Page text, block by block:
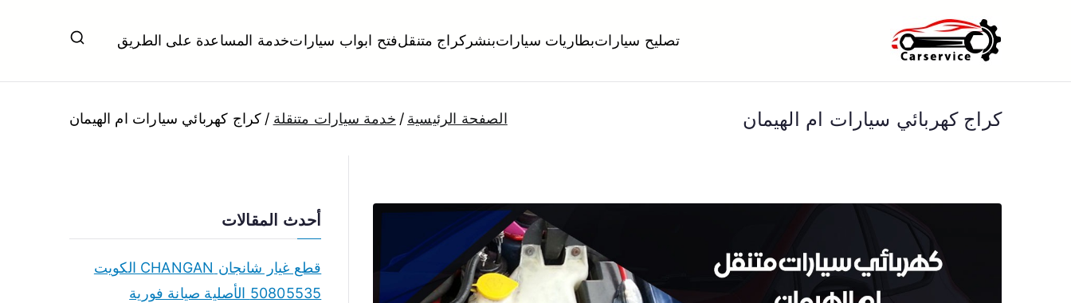
بنشر متنقل الكويت
بنشر متنقل الكويت كهرباء وبنشر تبديل تواير تواير اطارات عجلات تصليح وصيانة سيارات امام المنزل تبديل بطاريات بارخص الاسعار
تصليح سياراتبطاريات سياراتبنشر كراج متنقلفتح ابواب سياراتخدمة المساعدة على الطريق
كراج كهربائي سيارات ام الهيمان الصفحة الرئيسية خدمة سيارات متنقلة كراج كهربائي سيارات ام الهيمان
أحدث المقالات
قطع غيار شانجان CHANGAN الكويت
50805535 الأصلية صيانة فورية